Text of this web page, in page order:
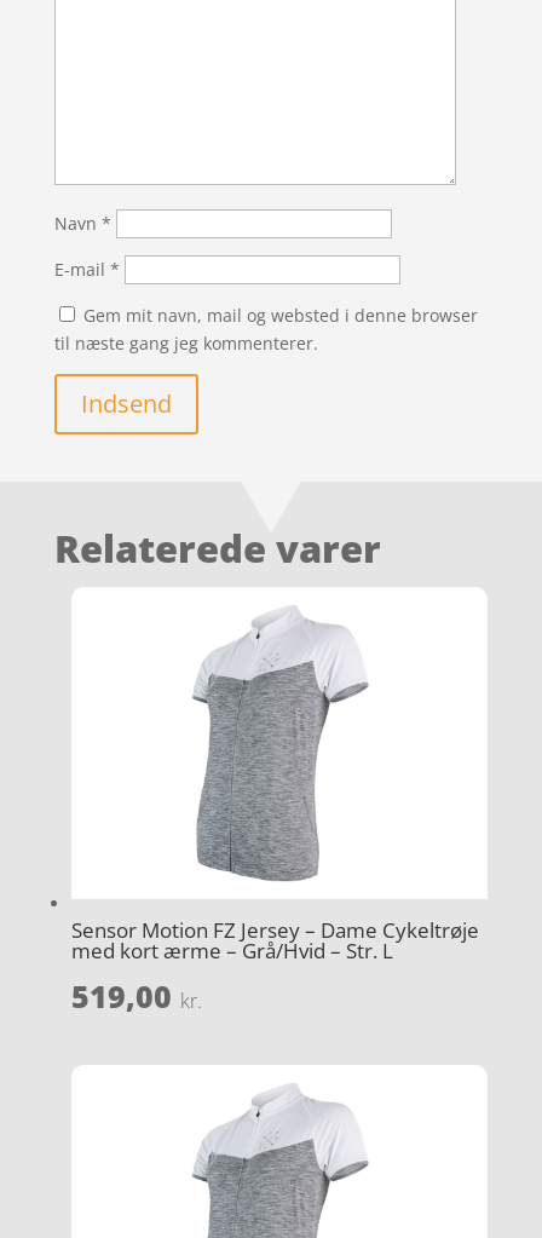
Navn *
E-mail *
Gem mit navn, mail og websted i denne browser
til næste gang jeg kommenterer.
Indsend
Relaterede varer
Sensor Motion FZ Jersey – Dame Cykeltrøje
med kort ærme – Grå/Hvid – Str. L
519,00 kr.